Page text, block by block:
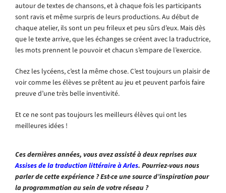
autour de textes de chansons, et à chaque fois les participants
sont ravis et même surpris de leurs productions. Au début de
chaque atelier, ils sont un peu frileux et peu sûrs d’eux. Mais dès
que le texte arrive, que les échanges se créent avec la traductrice,
les mots prennent le pouvoir et chacun s’empare de l’exercice.
Chez les lycéens, c’est la même chose. C’est toujours un plaisir de
voir comme les élèves se prêtent au jeu et peuvent parfois faire
preuve d’une très belle inventivité.
Et ce ne sont pas toujours les meilleurs élèves qui ont les
meilleures idées !
Ces dernières années, vous avez assisté à deux reprises aux
Assises de la traduction littéraire à Arles. Pourriez-vous nous
parler de cette expérience ? Est-ce une source d’inspiration pour
la programmation au sein de votre réseau ?